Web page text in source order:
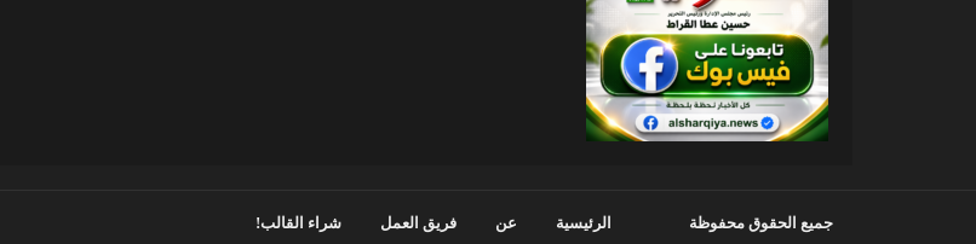
الرئيسية عن فريق العمل شراء القالب! جميع الحقوق محفوظة